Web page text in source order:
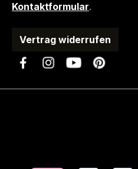
Kontaktformular.
Vertrag widerrufen